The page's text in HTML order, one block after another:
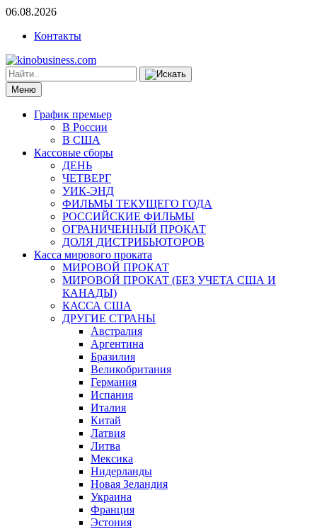
06.08.2026
Контакты
Меню
График премьер
В России
В США
Кассовые сборы
ДЕНЬ
ЧЕТВЕРГ
УИК-ЭНД
ФИЛЬМЫ ТЕКУЩЕГО ГОДА
РОССИЙСКИЕ ФИЛЬМЫ
ОГРАНИЧЕННЫЙ ПРОКАТ
ДОЛЯ ДИСТРИБЬЮТОРОВ
Касса мирового проката
МИРОВОЙ ПРОКАТ
МИРОВОЙ ПРОКАТ (БЕЗ УЧЕТА США И
КАНАДЫ)
КАССА США
ДРУГИЕ СТРАНЫ
Австралия
Аргентина
Бразилия
Великобритания
Германия
Испания
Италия
Китай
Латвия
Литва
Мексика
Нидерланды
Новая Зеландия
Украина
Франция
Эстония